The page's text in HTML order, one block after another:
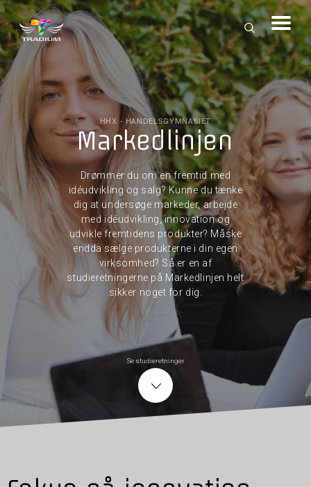
HHX - HANDELSGYMNASIET
Markedlinjen
Drømmer du om en fremtid med
idéudvikling og salg? Kunne du tænke
dig at undersøge markeder, arbejde
med idéudvikling, innovation og
udvikle fremtidens produkter? Måske
endda sælge produkterne i din egen
virksomhed? Så er en af
studieretningerne på Markedlinjen helt
sikker noget for dig.
Se studieretninger